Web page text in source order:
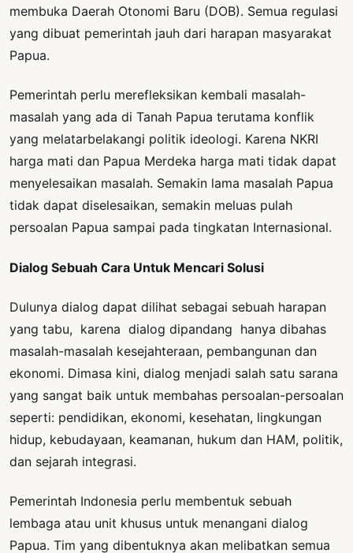
membuka Daerah Otonomi Baru (DOB). Semua regulasi
yang dibuat pemerintah jauh dari harapan masyarakat
Papua.
Pemerintah perlu merefleksikan kembali masalah-
masalah yang ada di Tanah Papua terutama konflik
yang melatarbelakangi politik ideologi. Karena NKRI
harga mati dan Papua Merdeka harga mati tidak dapat
menyelesaikan masalah. Semakin lama masalah Papua
tidak dapat diselesaikan, semakin meluas pulah
persoalan Papua sampai pada tingkatan Internasional.
Dialog Sebuah Cara Untuk Mencari Solusi
Dulunya dialog dapat dilihat sebagai sebuah harapan
yang tabu, karena dialog dipandang hanya dibahas
masalah-masalah kesejahteraan, pembangunan dan
ekonomi. Dimasa kini, dialog menjadi salah satu sarana
yang sangat baik untuk membahas persoalan-persoalan
seperti: pendidikan, ekonomi, kesehatan, lingkungan
hidup, kebudayaan, keamanan, hukum dan HAM, politik,
dan sejarah integrasi.
Pemerintah Indonesia perlu membentuk sebuah
lembaga atau unit khusus untuk menangani dialog
Papua. Tim yang dibentuknya akan melibatkan semua